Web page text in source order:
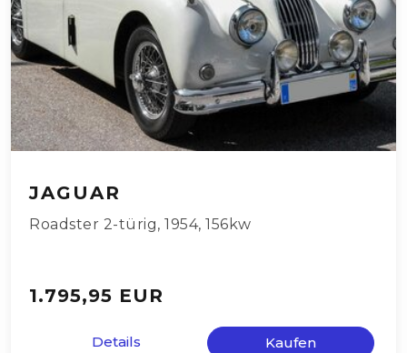
JAGUAR
Roadster 2-türig, 1954, 156kw
1.795,95 EUR
Details Kaufen